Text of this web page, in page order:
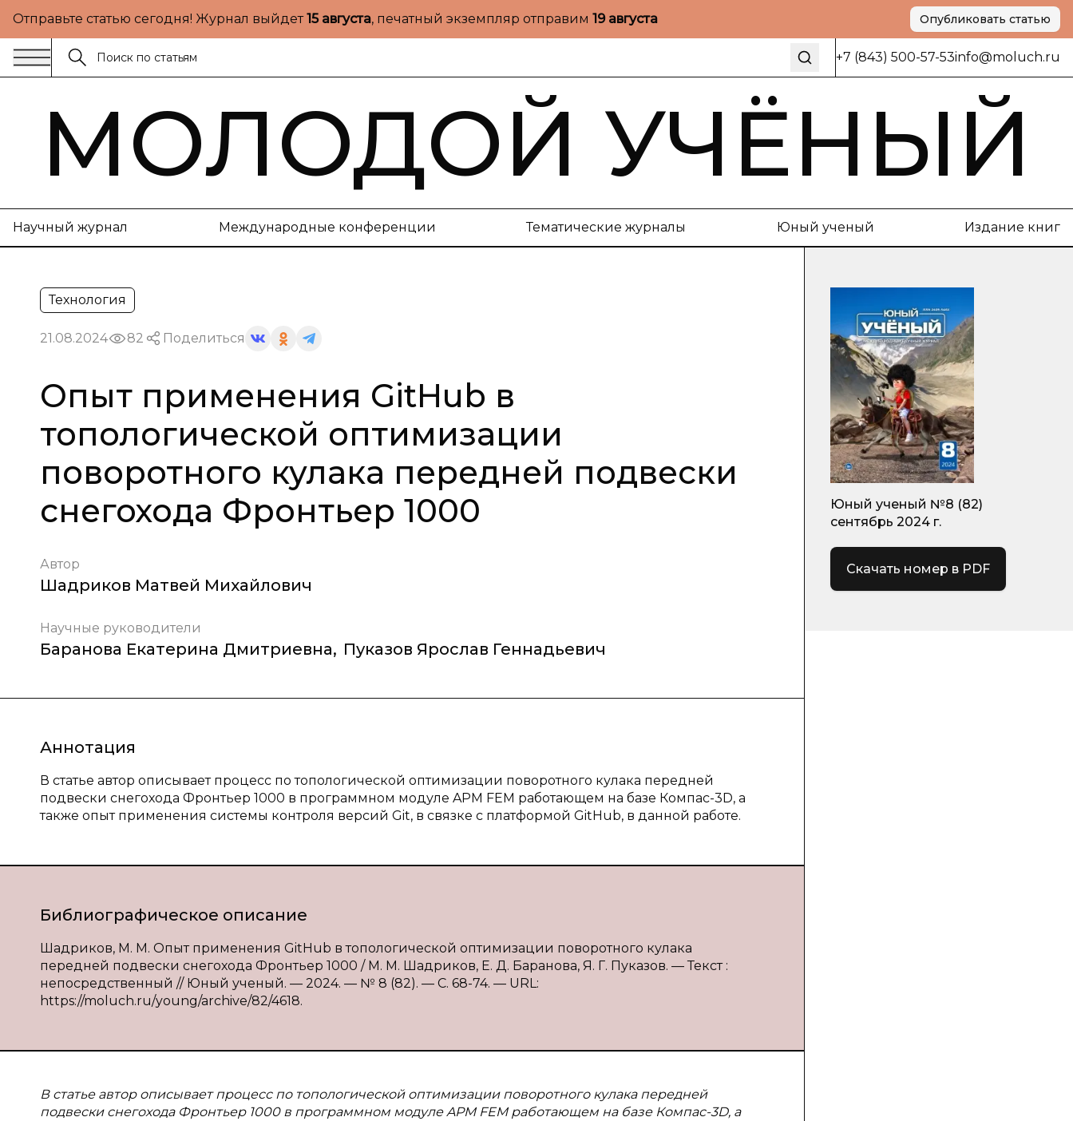
Отправьте статью сегодня! Журнал выйдет15 августа, печатный экземпляр отправим 19 августа Опубликовать статью
+7 (843) 500-57-53info@moluch.ru
МОЛОДОЙ УЧЁНЫЙ
Научный журнал Международные конференции Тематические журналы Юный ученый Издание книг
Технология
21.08.2024 82 Поделиться
Опыт применения GitHub в
топологической оптимизации
поворотного кулака передней подвески
снегохода Фронтьер 1000
Автор
Шадриков Матвей Михайлович
Научные руководители
Баранова Екатерина Дмитриевна, Пуказов Ярослав Геннадьевич
Аннотация
В статье автор описывает процесс по топологической оптимизации поворотного кулака передней
подвески снегохода Фронтьер 1000 в программном модуле APM FEM работающем на базе Компас-3D, а
также опыт применения системы контроля версий Git, в связке с платформой GitHub, в данной работе.
Библиографическое описание
Шадриков, М. М. Опыт применения GitHub в топологической оптимизации поворотного кулака
передней подвески снегохода Фронтьер 1000 / М. М. Шадриков, Е. Д. Баранова, Я. Г. Пуказов. — Текст :
непосредственный // Юный ученый. — 2024. — № 8 (82). — С. 68-74. — URL:
https://moluch.ru/young/archive/82/4618.
В статье автор описывает процесс по топологической оптимизации поворотного кулака передней
подвески снегохода Фронтьер 1000 в программном модуле APM FEM работающем на базе Компас-3D, а
Юный ученый №8 (82)
сентябрь 2024 г.
Скачать номер в PDF